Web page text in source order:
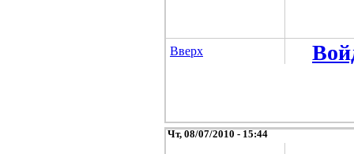
Вверх
Чт, 08/07/2010 - 15:44